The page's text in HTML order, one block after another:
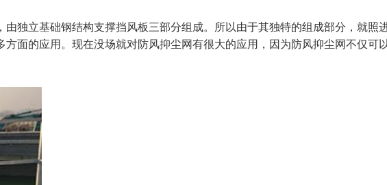
独立基础钢结构支撑挡风板三部分组成。所以由于其独特的组成部分，就照
面的应用。现在没场就对防风抑尘网有很大的应用，因为防风抑尘网不仅可